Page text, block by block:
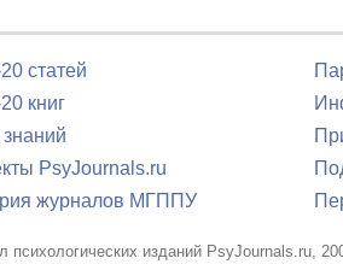
статей
книг
PsyJournals.ru
журналов МГППУ
психологических изданий PsyJournals.ru,